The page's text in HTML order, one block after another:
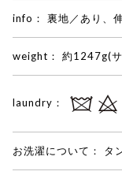
info： 裏地／あり、
weight： 約1247g(
laundry：
お洗濯について： タ